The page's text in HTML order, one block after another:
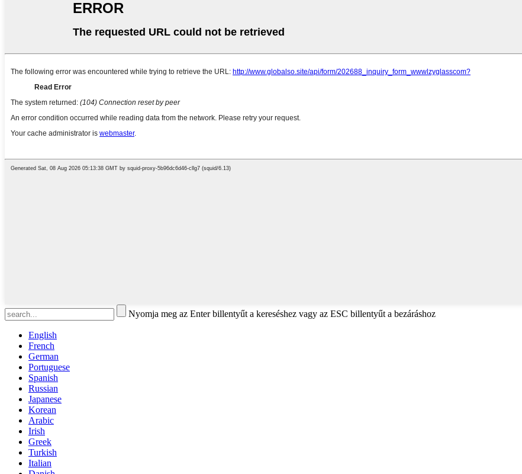
Nyomja meg az Enter billentyűt a kereséshez vagy az ESC billentyűt a bezáráshoz
English
French
German
Portuguese
Spanish
Russian
Japanese
Korean
Arabic
Irish
Greek
Turkish
Italian